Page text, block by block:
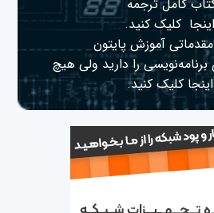
کتاب کامل ترجمه
اینجا کلیک کنید.
آموزش پایتون
را دارید ولی هیچ
اینجا کلیک کنید.